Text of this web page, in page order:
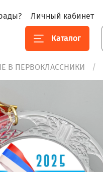
Личный кабинет
Каталог
В ПЕРВОКЛАССНИКИ